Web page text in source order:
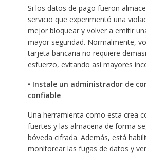
Si los datos de pago fueron
servicio que experimentó una
mejor bloquear y volver a emitir
mayor seguridad. Normalmente,
tarjeta bancaria no requiere
esfuerzo, evitando así mayores
• Instale un administrador de
confiable
Una herramienta como esta crea
fuertes y las almacena de forma
bóveda cifrada. Además, está
monitorear las fugas de datos y